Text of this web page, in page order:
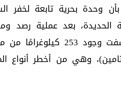
وحدة بحرية تابعة لخفر
الحديدة، بعد عملية رصد
لساعات، مشيرًا إلى أن عملية
وهي من أخطر أنواع